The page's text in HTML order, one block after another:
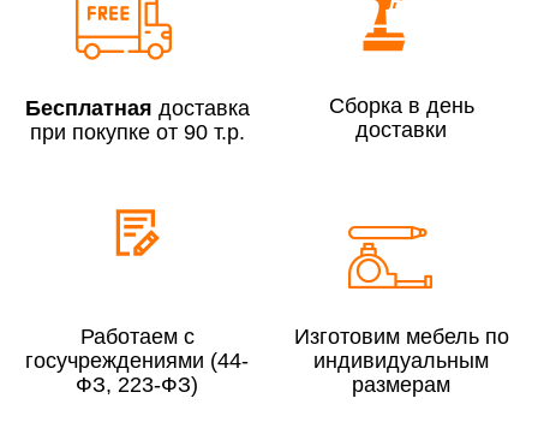
Сборка по Москве в будние дни при заказе:
Свыше 300 000 руб.
Сборка по Московской области при заказе:
Бесплатная доставка
при покупке от 90 т.р.
Сборка в день
доставки
Работаем с
госучреждениями (44-
ФЗ, 223-ФЗ)
Изготовим мебель по
индивидуальным
размерам